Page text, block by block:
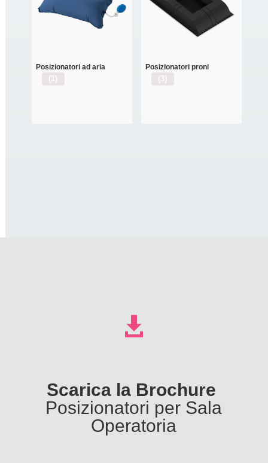
Posizionatori ad aria
(1)
Posizionatori proni
(3)

Scarica la Brochure
Posizionatori per Sala
Operatoria